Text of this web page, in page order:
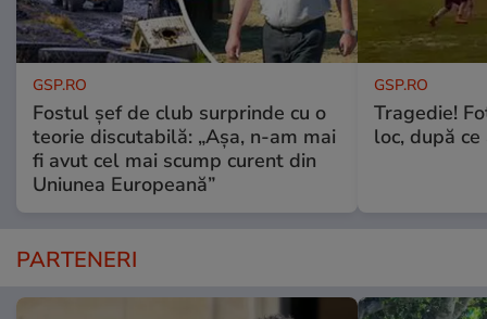
GSP.RO
Fostul șef de club surprinde cu o
teorie discutabilă: „Așa, n-am mai
fi avut cel mai scump curent din
Uniunea Europeană”
GSP.RO
Tragedie!
loc, după
PARTENERI